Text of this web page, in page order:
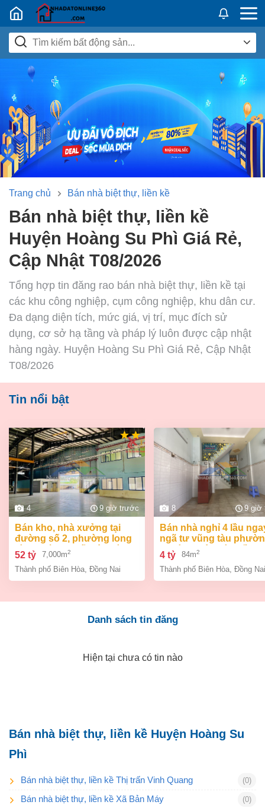
Nhadatban24h.vn
Trang chủ Bán nhà biệt thự, liền kề
Bán nhà biệt thự, liền kề
Huyện Hoàng Su Phì Giá Rẻ,
Cập Nhật T08/2026
Tổng hợp tin đăng rao bán nhà biệt thự, liền kề tại
các khu công nghiệp, cụm công nghiệp, khu dân cư.
Đa dạng diện tích, mức giá, vị trí, mục đích sử
dụng, cơ sở hạ tầng và pháp lý luôn được cập nhật
hàng ngày. Huyện Hoàng Su Phì Giá Rẻ, Cập Nhật
T08/2026
Tin nổi bật
4 9 giờ trước
bán kho, nhà xưởng tại
đường số 2, phường long
bình, thành phố biên hòa,
đồng nai giá 52 tỷ
52 tỷ 7,000m2
Thành phố Biên Hòa Đồng Nai
8 9 giờ
bán nhà nghỉ 4 lầu ngay
ngã tư vũng tàu
an bình biên hòa đồng
giá chỉ 4 tỷ
4 tỷ 84m2
Thành phố Biên Hòa Đồng Nai
Danh sách tin đăng
Hiện tại chưa có tin nào
Bán nhà biệt thự, liền kề Huyện Hoàng Su
Phì
Bán nhà biệt thự, liền kề Thị trấn Vinh Quang (0)
Bán nhà biệt thự, liền kề Xã Bản Máy (0)